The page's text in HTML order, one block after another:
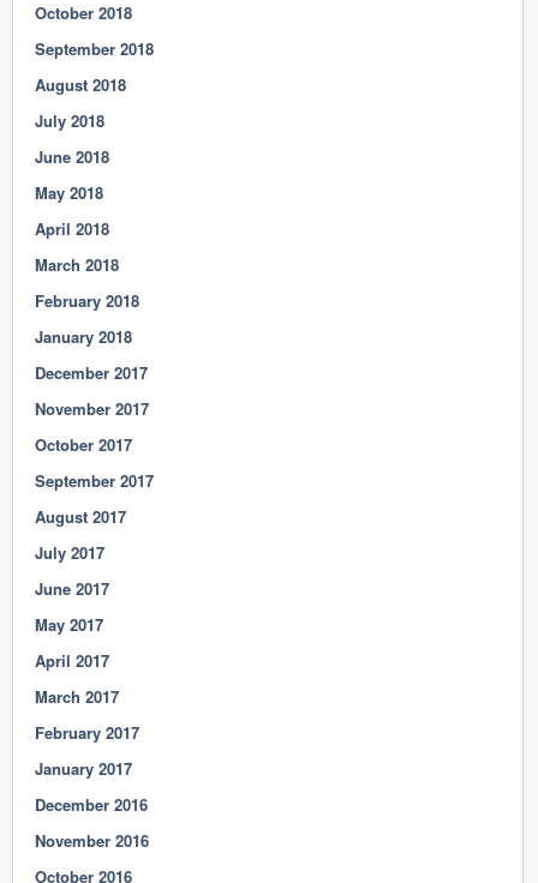
October 2018
September 2018
August 2018
July 2018
June 2018
May 2018
April 2018
March 2018
February 2018
January 2018
December 2017
November 2017
October 2017
September 2017
August 2017
July 2017
June 2017
May 2017
April 2017
March 2017
February 2017
January 2017
December 2016
November 2016
October 2016